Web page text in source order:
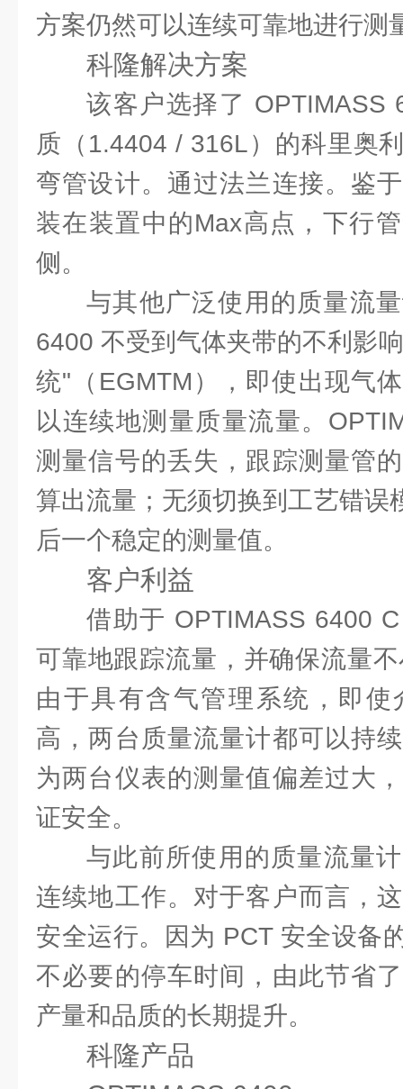
方案仍然可以连续可靠地进行测
科隆解决方案
该客户选择了 OPTIMASS
质（1.4404 / 316L）的科里奥
弯管设计。通过法兰连接。鉴
装在装置中的Max高点，下行
侧。
与其他广泛使用的质量流
6400 不受到气体夹带的不利影
统"（EGMTM），即使出现气
以连续地测量质量流量。
测量信号的丢失，跟踪测量管
算出流量；无须切换到工艺错误
后一个稳定的测量值。
客户利益
借助于 OPTIMASS 6400
可靠地跟踪流量，并确保流量
由于具有含气管理系统，即
高，两台质量流量计都可以持
为两台仪表的测量值偏差过大
证安全。
与此前所使用的质量流量
连续地工作。对于客户而言，
安全运行。因为 PCT 安全设备
不必要的停车时间，由此节省
产量和品质的长期提升。
科隆产品